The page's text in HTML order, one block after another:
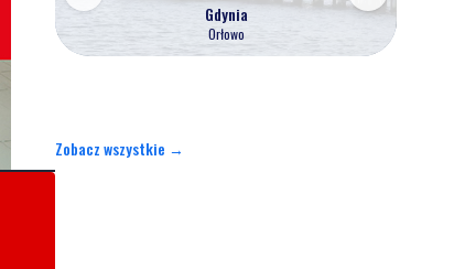
Gdynia
Orłowo
Zobacz wszystkie →